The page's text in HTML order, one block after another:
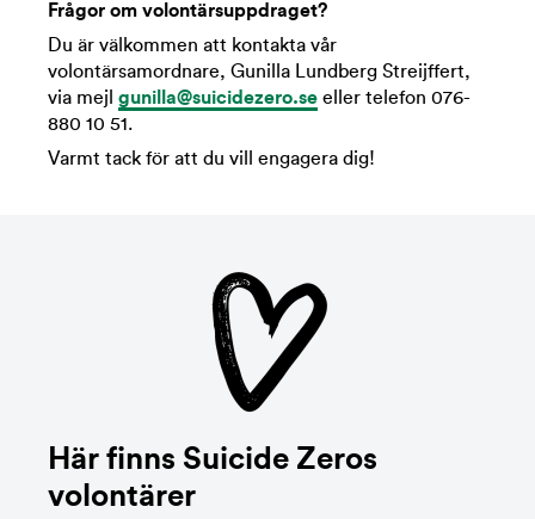
Frågor om volontärsuppdraget?
Du är välkommen att kontakta vår
volontärsamordnare, Gunilla Lundberg Streijffert,
via mejl gunilla@suicidezero.se eller telefon 076-
880 10 51.
Varmt tack för att du vill engagera dig!
Här finns Suicide Zeros
volontärer